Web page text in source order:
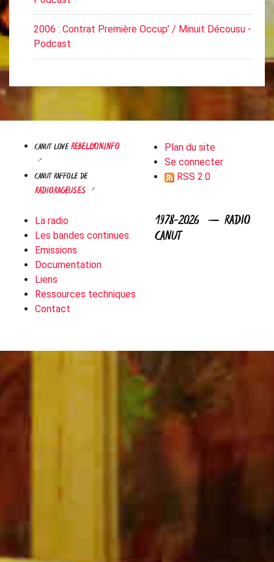
2006 : Contrat Première Occup’ / Minuit Décousu -
Podcast
CANUT LOVEREBELLYON.INFO
CANUT RAFFOLE DE
RADIORAGEUSES
Plan du site
Se connecter
RSS 2.0
La radio
Les bandes continues
Emissions
Documentation
Liens
Ressources techniques
Contact
1978-2026 — RADIO
CANUT